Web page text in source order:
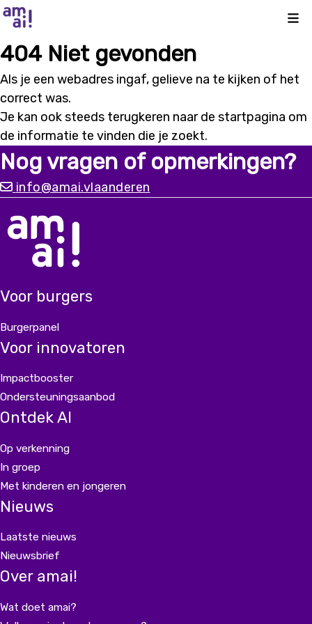
404 Niet gevonden
Als je een webadres ingaf, gelieve na te kijken of het
correct was.
Je kan ook steeds terugkeren naar de startpagina om
de informatie te vinden die je zoekt.
Nog vragen of opmerkingen?
info@amai.vlaanderen
Voor burgers
Burgerpanel
Voor innovatoren
Impactbooster
Ondersteuningsaanbod
Ontdek AI
Op verkenning
In groep
Met kinderen en jongeren
Nieuws
Laatste nieuws
Nieuwsbrief
Over amai!
Wat doet amai?